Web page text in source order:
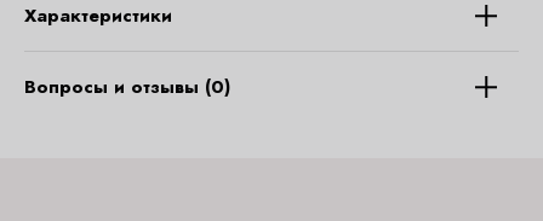
Характеристики
Вопросы и отзывы (0)